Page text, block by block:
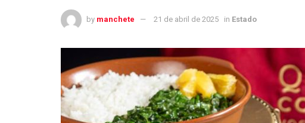
by manchete 21 de abril de 2025 in Estado